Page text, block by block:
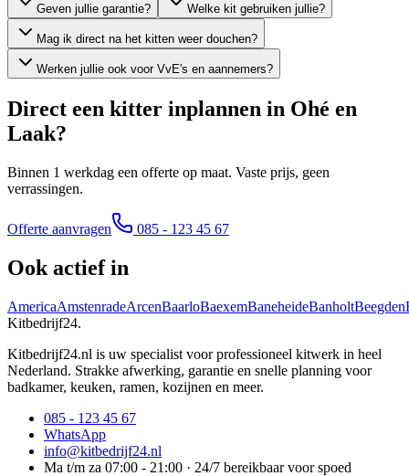
Geven jullie garantie? Welke kit gebruiken jullie?
Mag ik direct na het kitten weer douchen?
Werken jullie ook voor VvE's en aannemers?
Direct een kitter inplannen in Ohé en
Laak?
Binnen 1 werkdag een offerte op maat. Vaste prijs, geen
verrassingen.
Offerte aanvragen 085 - 123 45 67
Ook actief in
AmericaAmstenradeArcenBaarloBaexemBaneheideBanholtBeegden
Kitbedrijf24.
Kitbedrijf24.nl is uw specialist voor professioneel kitwerk in heel
Nederland. Strakke afwerking, garantie en snelle planning voor
badkamer, keuken, ramen, kozijnen en meer.
085 - 123 45 67
WhatsApp
info@kitbedrijf24.nl
Ma t/m za 07:00 - 21:00 · 24/7 bereikbaar voor spoed